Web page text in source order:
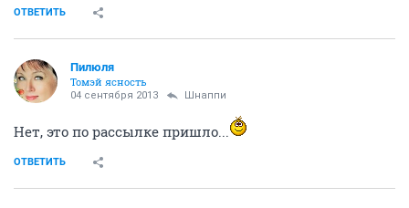
ОТВЕТИТЬ
Пилюля
Томэй ясность
04 сентября 2013 Шнаппи
Нет, это по рассылке пришло...
ОТВЕТИТЬ